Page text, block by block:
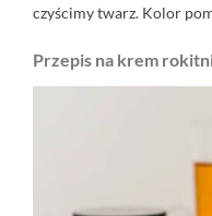
czyścimy twarz. Kolor
Przepis na krem